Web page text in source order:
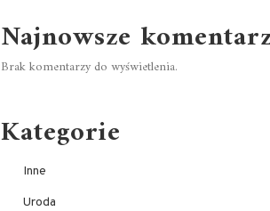
Najnowsze
Brak komentarzy do wyświetlenia.
Kategorie
Inne
Uroda